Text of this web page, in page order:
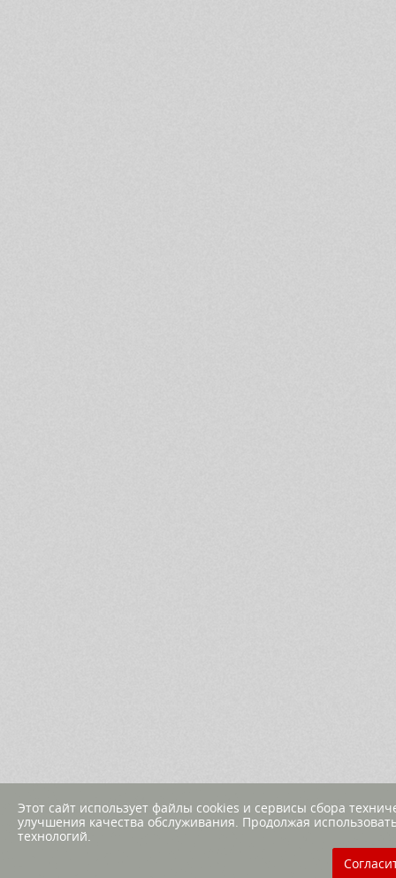
Этот сайт использует файлы cookies и сервисы сбора
улучшения качества обслуживания. Продолжая
технологий.